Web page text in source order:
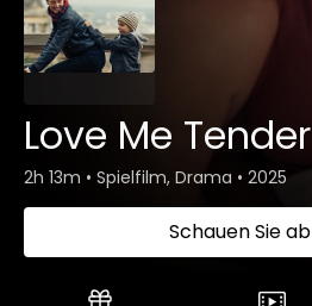
Love Me Tender
2h 13m • Spielfilm, Drama • 2025
Schauen Sie ab